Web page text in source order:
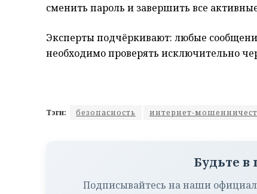
сменить пароль и завершить все
Эксперты подчёркивают: любые
необходимо проверять исключительно
Тэги: безопасность интернет-
Будьте в
Подписывайтесь на наши